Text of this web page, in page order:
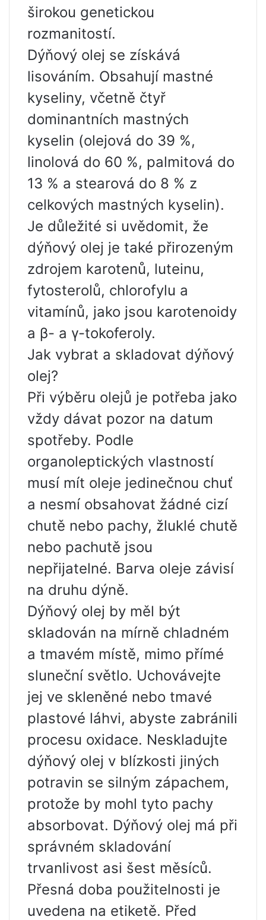
širokou genetickou
rozmanitostí.
Dýňový olej se získává
lisováním. Obsahují mastné
kyseliny, včetně čtyř
dominantních mastných
kyselin (olejová do 39 %,
linolová do 60 %, palmitová do
13 % a stearová do 8 % z
celkových mastných kyselin).
Je důležité si uvědomit, že
dýňový olej je také přirozeným
zdrojem karotenů, luteinu,
fytosterolů, chlorofylu a
vitamínů, jako jsou karotenoidy
a β- a γ-tokoferoly.
Jak vybrat a skladovat dýňový
olej?
Při výběru olejů je potřeba jako
vždy dávat pozor na datum
spotřeby. Podle
organoleptických vlastností
musí mít oleje jedinečnou chuť
a nesmí obsahovat žádné cizí
chutě nebo pachy, žluklé chutě
nebo pachutě jsou
nepřijatelné. Barva oleje závisí
na druhu dýně.
Dýňový olej by měl být
skladován na mírně chladném
a tmavém místě, mimo přímé
sluneční světlo. Uchovávejte
jej ve skleněné nebo tmavé
plastové láhvi, abyste zabránili
procesu oxidace. Neskladujte
dýňový olej v blízkosti jiných
potravin se silným zápachem,
protože by mohl tyto pachy
absorbovat. Dýňový olej má při
správném skladování
trvanlivost asi šest měsíců.
Přesná doba použitelnosti je
uvedena na etiketě. Před